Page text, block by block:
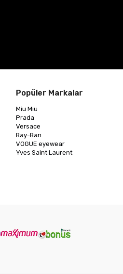
Popüler Markalar
Miu Miu
Prada
Versace
Ray-Ban
VOGUE eyewear
Yves Saint Laurent